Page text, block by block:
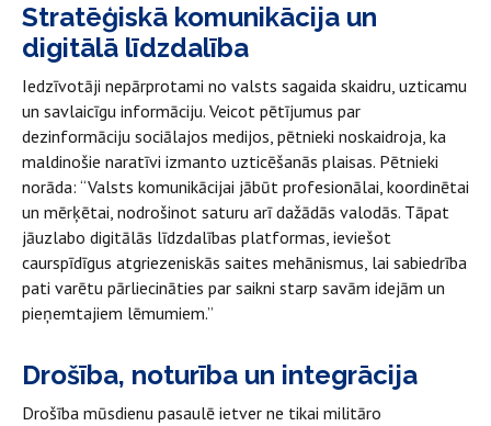
Stratēģiskā komunikācija un
digitālā līdzdalība
Iedzīvotāji nepārprotami no valsts sagaida skaidru, uzticamu
un savlaicīgu informāciju. Veicot pētījumus par
dezinformāciju sociālajos medijos, pētnieki noskaidroja, ka
maldinošie naratīvi izmanto uzticēšanās plaisas. Pētnieki
norāda: “Valsts komunikācijai jābūt profesionālai, koordinētai
un mērķētai, nodrošinot saturu arī dažādās valodās. Tāpat
jāuzlabo digitālās līdzdalības platformas, ieviešot
caurspīdīgus atgriezeniskās saites mehānismus, lai sabiedrība
pati varētu pārliecināties par saikni starp savām idejām un
pieņemtajiem lēmumiem.”
Drošība, noturība un integrācija
Drošība mūsdienu pasaulē ietver ne tikai militāro